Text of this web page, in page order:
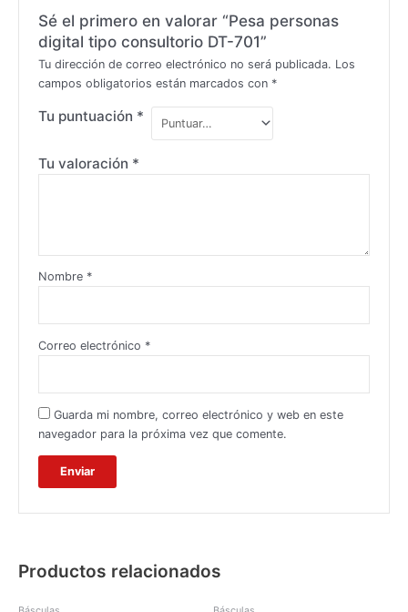
Sé el primero en valorar “Pesa personas
digital tipo consultorio DT-701”
Tu dirección de correo electrónico no será publicada. Los
campos obligatorios están marcados con *
Tu puntuación *
Tu valoración *
Nombre *
Correo electrónico *
Guarda mi nombre, correo electrónico y web en este
navegador para la próxima vez que comente.
Productos relacionados